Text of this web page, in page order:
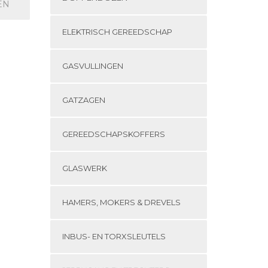
ELEKTRISCH GEREEDSCHAP
GASVULLINGEN
GATZAGEN
GEREEDSCHAPSKOFFERS
GLASWERK
HAMERS, MOKERS & DREVELS
INBUS- EN TORXSLEUTELS